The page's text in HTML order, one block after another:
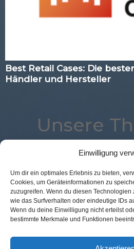
Einwilligung
Um dir ein optimales Erlebnis zu bieten,
Cookies, um Geräteinformationen zu
zuzugreifen. Wenn du diesen Technologien
wie das Surfverhalten oder eindeutige IDs
Wenn du deine Einwilligung nicht erteilst
bestimmte Merkmale und Funktionen
Best Retail Cases: Die
Händler und Hersteller
Unsere
Payment eCommerce
Best Retail Cases
Corona
Analytics
Advertising
Digital
Künstliche Intelligenz